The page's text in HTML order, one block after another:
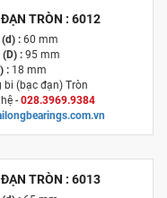
TRÒN : 6012
:60 mm
:95 mm
:18 mm
bi (bạc đạn) Tròn
- 028.3969.9384
TRÒN : 6013